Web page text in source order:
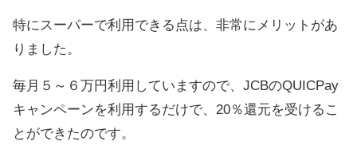
特にスーパーで利用できる点は、非常にメリットがあ
りました。
毎月５～６万円利用していますので、JCBのQUICPay
キャンペーンを利用するだけで、20％還元を受けるこ
とができたのです。